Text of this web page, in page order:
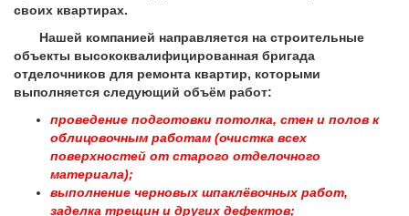
своих квартирах.
Нашей компанией направляется на строительные
объекты высококвалифицированная бригада
отделочников для ремонта квартир, которыми
выполняется следующий объём работ:
проведение подготовки потолка, стен и полов к
облицовочным работам (очистка всех
поверхностей от старого отделочного
материала);
выполнение черновых шпаклёвочных работ,
заделка трещин и других дефектов;